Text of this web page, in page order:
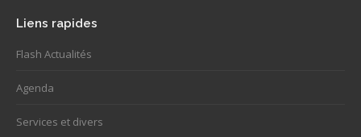
Liens rapides
Flash Actualités
Agenda
Services et divers